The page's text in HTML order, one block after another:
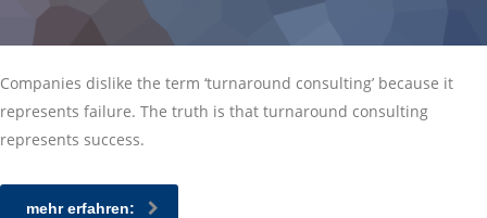
Companies dislike the term ‘turnaround consulting’ because it
represents failure. The truth is that turnaround consulting
represents success.
mehr erfahren: